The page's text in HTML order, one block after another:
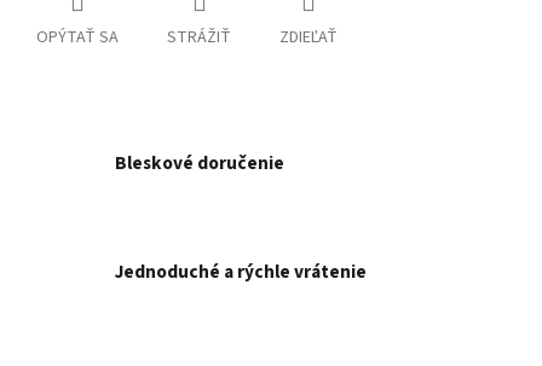
OPÝTAŤ SA STRÁŽIŤ ZDIEĽAŤ
Bleskové doručenie
Jednoduché a rýchle vrátenie